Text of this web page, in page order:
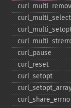
curl_​multi_​select
curl_​pause
curl_​reset
curl_​setopt
curl_​share_​errno